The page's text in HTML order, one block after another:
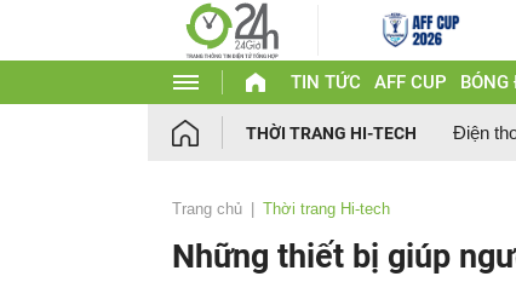
TIN TỨC AFF CUP BÓNG
THỜI TRANG HI-TECH Điện
Trang chủ Thời trang Hi-tech
Những thiết bị giúp